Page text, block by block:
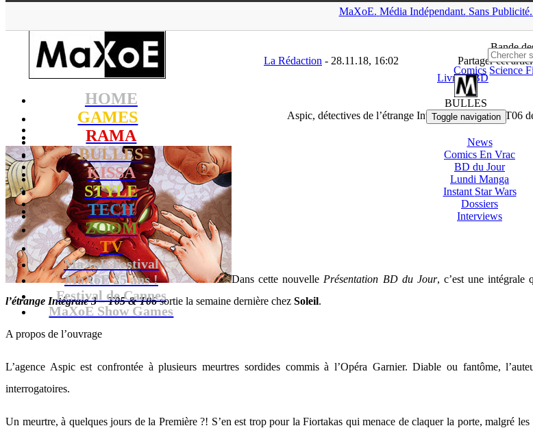
MaXoE. Média Indépendant. Sans Publicité.
HOME
GAMES
RAMA
BULLES
KISSA
STYLE
TECH
ZOOM
TV
MaXoE Festival
MaXoE 25 ans !
Festival de Cannes
MaXoE Show Games
Bande
Comics Science
BULLES
Toggle navigation
News
Comics En Vrac
BD du Jour
Lundi Manga
Instant Star Wars
Dossiers
Interviews
▲
La Rédaction - 28.11.18, 16:02 Partager cet
Livres / BD
Aspic, détectives de l’étrange Intégrale 3 – T05 & T06
Dans cette nouvelle Présentation BD du Jour, c’est une intégrale
l’étrange Intégrale 3 – T05 & T06sortie la semaine dernière chez Soleil.
A propos de l’ouvrage
L’agence Aspic est confrontée à plusieurs meurtres sordides commis à l’Opéra Garnier. Diable ou fantôme,
interrogatoires.
Un meurtre, à quelques jours de la Première ?! S’en est trop pour la Fiortakas qui menace de claquer la porte, malgré